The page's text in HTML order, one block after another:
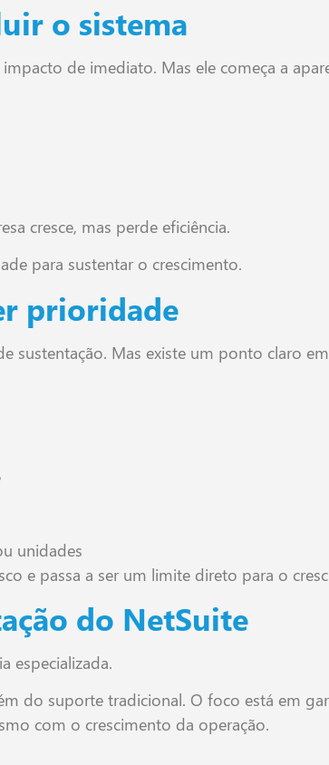
o sistema
de imediato. Mas ele começa a
cresce, mas perde eficiência.
para sustentar o crescimento.
prioridade
sustentação. Mas existe um ponto claro
unidades
e passa a ser um limite direto para o
do NetSuite
especializada.
do suporte tradicional. O foco está em
com o crescimento da operação.